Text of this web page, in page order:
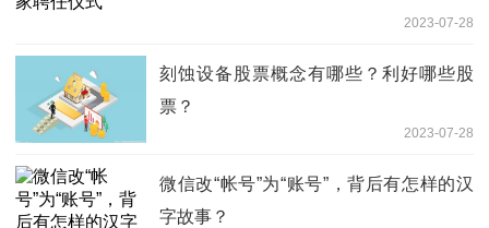
2023-07-28
刻蚀设备股票概念有哪些？利好哪些股
票？
2023-07-28
微信改“帐号”为“账号”，背后有怎样的汉
字故事？